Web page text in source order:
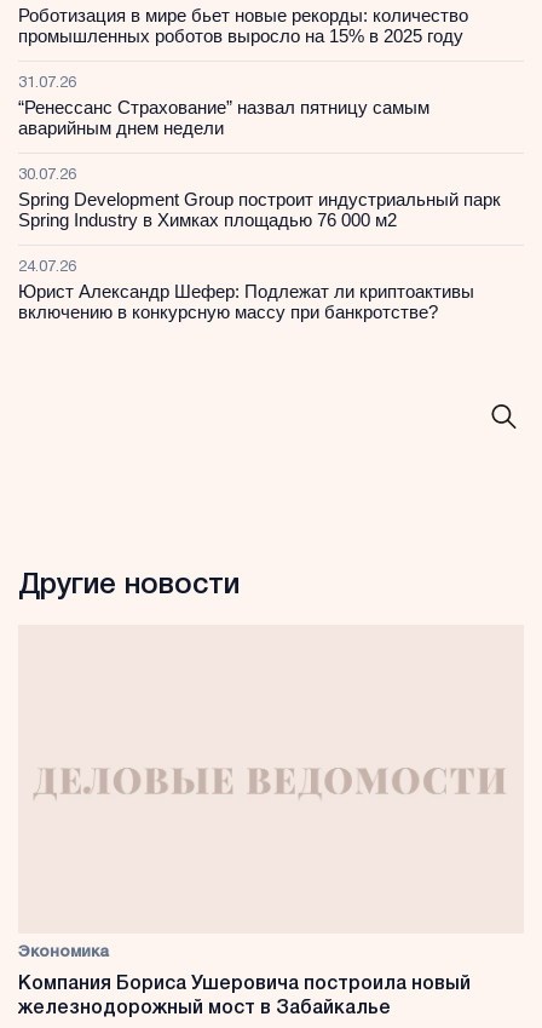
Роботизация в мире бьет новые рекорды: количество
промышленных роботов выросло на 15% в 2025 году
31.07.26
“Ренессанс Страхование” назвал пятницу самым
аварийным днем недели
30.07.26
Spring Development Group построит индустриальный парк
Spring Industry в Химках площадью 76 000 м2
24.07.26
Юрист Александр Шефер: Подлежат ли криптоактивы
включению в конкурсную массу при банкротстве?
Другие новости
Экономика
Компания Бориса Ушеровича построила новый
железнодорожный мост в Забайкалье